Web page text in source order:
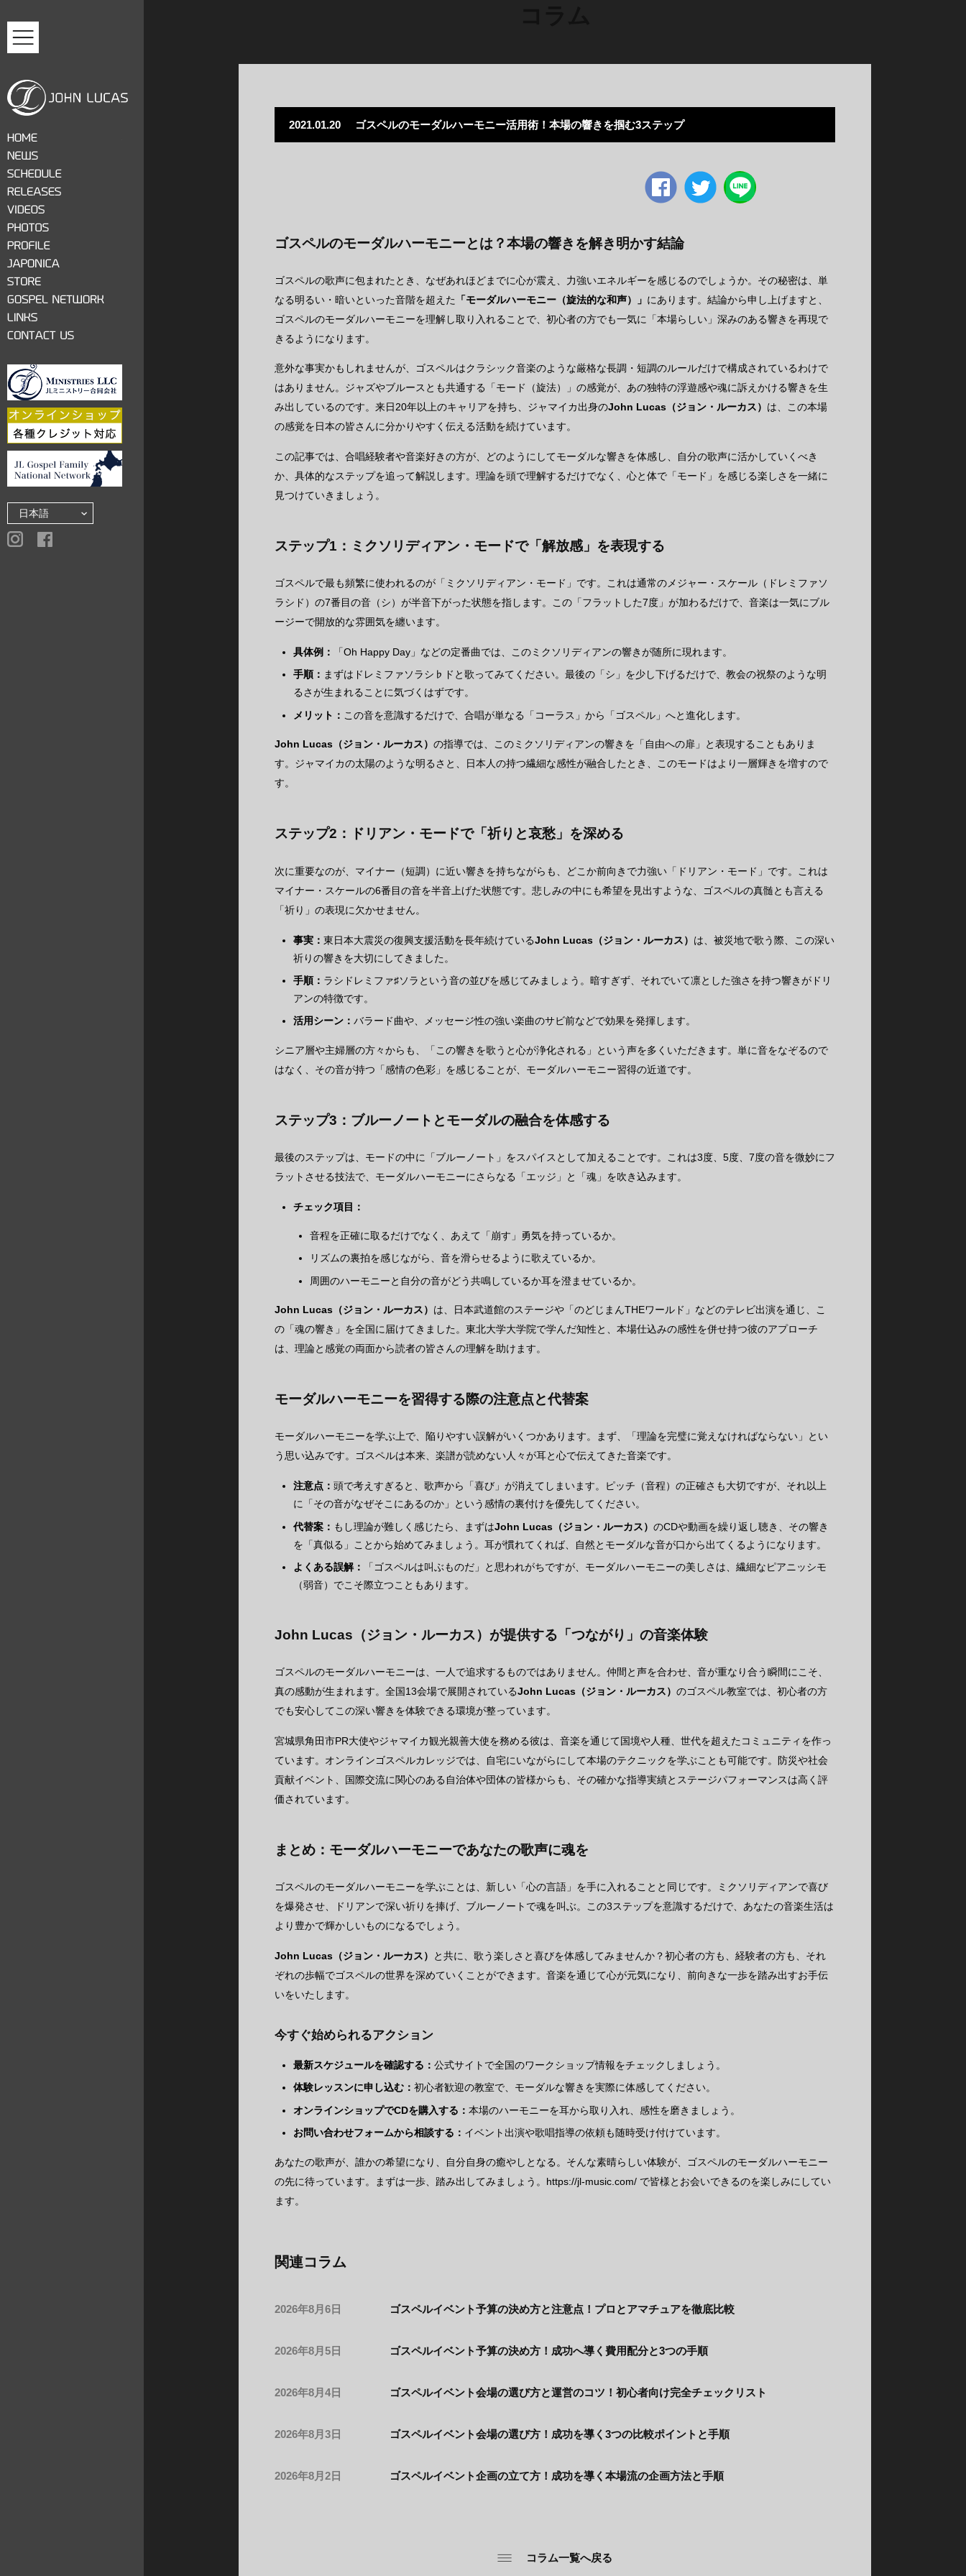
HOME
NEWS
SCHEDULE
RELEASES
VIDEOS
PHOTOS
PROFILE
JAPONICA
STORE
GOSPEL NETWORK
LINKS
2021.01.20 ゴスペルのモーダルハーモニー活用術！本場の響きを掴む3ステップ
ゴスペルのモーダルハーモニーとは？本場の響きを解き明かす結論
ゴスペルの歌声に包まれたとき、なぜあれほどまでに心が震え、力強いエネルギーを感じるのでしょうか。その秘密は、単
なる明るい・暗いといった音階を超えた
「モーダルハーモニー（旋法的な和声）」 にあります。結論から申し上げますと、
ゴスペルのモーダルハーモニーを理解し取り入れることで、初心者の方でも一気に「本場らしい」深みのある響きを再現で
きるようになります。
意外な事実かもしれませんが、ゴスペルはクラシック音楽のような厳格な長調・短調のルールだけで構成されているわけで
はありません。ジャズやブルースとも共通する「モード（旋法）」の感覚が、あの独特の浮遊感や魂に訴えかける響きを生
み出しているのです。来日20年以上のキャリアを持ち、ジャマイカ出身のJohn Lucas（ジョン・ルーカス） は、この本場
の感覚を日本の皆さんに分かりやすく伝える活動を続けています。
この記事では、合唱経験者や音楽好きの方が、どのようにしてモーダルな響きを体感し、自分の歌声に活かしていくべき
か、具体的なステップを追って解説します。理論を頭で理解するだけでなく、心と体で「モード」を感じる楽しさを一緒に
見つけていきましょう。
ステップ1：ミクソリディアン・モードで「解放感」を表現する
ゴスペルで最も頻繁に使われるのが「ミクソリディアン・モード」です。これは通常のメジャー・スケール（ドレミファソ
ラシド）の7番目の音（シ）が半音下がった状態を指します。この「フラットした7度」が加わるだけで、音楽は一気にブル
ージーで開放的な雰囲気を纏います。
具体例：
「Oh Happy Day」などの定番曲では、このミクソリディアンの響きが随所に現れます。
手順： まずはドレミファソラシ♭ドと歌ってみてください。最後の「シ」を少し下げるだけで、教会の祝祭のような明
るさが生まれることに気づくはずです。
メリット： この音を意識するだけで、合唱が単なる「コーラス」から「ゴスペル」へと進化します。
John Lucas（ジョン・ルーカス） の指導では、このミクソリディアンの響きを「自由への扉」と表現することもありま
す。ジャマイカの太陽のような明るさと、日本人の持つ繊細な感性が融合したとき、このモードはより一層輝きを増すので
す。
ステップ2：ドリアン・モードで「祈りと哀愁」を深める
次に重要なのが、マイナー（短調）に近い響きを持ちながらも、どこか前向きで力強い「ドリアン・モード」です。これは
マイナー・スケールの6番目の音を半音上げた状態です。悲しみの中にも希望を見出すような、ゴスペルの真髄とも言える
「祈り」の表現に欠かせません。
事実： 東日本大震災の復興支援活動を長年続けているJohn Lucas（ジョン・ルーカス） は、被災地で歌う際、この深い
祈りの響きを大切にしてきました。
手順： ラシドレミファ♯ソラという音の並びを感じてみましょう。暗すぎず、それでいて凛とした強さを持つ響きがドリ
アンの特徴です。
活用シーン： バラード曲や、メッセージ性の強い楽曲のサビ前などで効果を発揮します。
シニア層や主婦層の方々からも、「この響きを歌うと心が浄化される」という声を多くいただきます。単に音をなぞるので
はなく、その音が持つ「感情の色彩」を感じることが、モーダルハーモニー習得の近道です。
ステップ3：ブルーノートとモーダルの融合を体感する
最後のステップは、モードの中に「ブルーノート」をスパイスとして加えることです。これは3度、5度、7度の音を微妙にフ
ラットさせる技法で、モーダルハーモニーにさらなる「エッジ」と「魂」を吹き込みます。
チェック項目：
音程を正確に取るだけでなく、あえて「崩す」勇気を持っているか。
リズムの裏拍を感じながら、音を滑らせるように歌えているか。
周囲のハーモニーと自分の音がどう共鳴しているか耳を澄ませているか。
John Lucas（ジョン・ルーカス） は、日本武道館のステージや「のどじまんTHEワールド」などのテレビ出演を通じ、こ
の「魂の響き」を全国に届けてきました。東北大学大学院で学んだ知性と、本場仕込みの感性を併せ持つ彼のアプローチ
は、理論と感覚の両面から読者の皆さんの理解を助けます。
モーダルハーモニーを習得する際の注意点と代替案
モーダルハーモニーを学ぶ上で、陥りやすい誤解がいくつかあります。まず、「理論を完璧に覚えなければならない」とい
う思い込みです。ゴスペルは本来、楽譜が読めない人々が耳と心で伝えてきた音楽です。
注意点： 頭で考えすぎると、歌声から「喜び」が消えてしまいます。ピッチ（音程）の正確さも大切ですが、それ以上
に「その音がなぜそこにあるのか」という感情の裏付けを優先してください。
代替案： もし理論が難しく感じたら、まずはJohn Lucas（ジョン・ルーカス） のCDや動画を繰り返し聴き、その響き
を「真似る」ことから始めてみましょう。耳が慣れてくれば、自然とモーダルな音が口から出てくるようになります。
よくある誤解：
「ゴスペルは叫ぶものだ」と思われがちですが、モーダルハーモニーの美しさは、繊細なピアニッシモ
（弱音）でこそ際立つこともあります。
John Lucas（ジョン・ルーカス）が提供する「つながり」の音楽体験
ゴスペルのモーダルハーモニーは、一人で追求するものではありません。仲間と声を合わせ、音が重なり合う瞬間にこそ、
真の感動が生まれます。全国13会場で展開されているJohn Lucas（ジョン・ルーカス） のゴスペル教室では、初心者の方
でも安心してこの深い響きを体験できる環境が整っています。
宮城県角田市PR大使やジャマイカ観光親善大使を務める彼は、音楽を通じて国境や人種、世代を超えたコミュニティを作っ
ています。オンラインゴスペルカレッジでは、自宅にいながらにして本場のテクニックを学ぶことも可能です。防災や社会
貢献イベント、国際交流に関心のある自治体や団体の皆様からも、その確かな指導実績とステージパフォーマンスは高く評
価されています。
まとめ：モーダルハーモニーであなたの歌声に魂を
ゴスペルのモーダルハーモニーを学ぶことは、新しい「心の言語」を手に入れることと同じです。ミクソリディアンで喜び
を爆発させ、ドリアンで深い祈りを捧げ、ブルーノートで魂を叫ぶ。この3ステップを意識するだけで、あなたの音楽生活は
より豊かで輝かしいものになるでしょう。
John Lucas（ジョン・ルーカス）
と共に、歌う楽しさと喜びを体感してみませんか？初心者の方も、経験者の方も、それ
ぞれの歩幅でゴスペルの世界を深めていくことができます。音楽を通じて心が元気になり、前向きな一歩を踏み出すお手伝
いをいたします。
今すぐ始められるアクション
最新スケジュールを確認する： 公式サイトで全国のワークショップ情報をチェックしましょう。
体験レッスンに申し込む： 初心者歓迎の教室で、モーダルな響きを実際に体感してください。
オンラインショップでCDを購入する： 本場のハーモニーを耳から取り入れ、感性を磨きましょう。
お問い合わせフォームから相談する： イベント出演や歌唱指導の依頼も随時受け付けています。
あなたの歌声が、誰かの希望になり、自分自身の癒やしとなる。そんな素晴らしい体験が、ゴスペルのモーダルハーモニー
の先に待っています。まずは一歩、踏み出してみましょう。https://jl-music.com/ で皆様とお会いできるのを楽しみにしてい
ます。
関連コラム
2026年8月6日 ゴスペルイベント予算の決め方と注意点！プロとアマチュアを徹底比較
2026年8月5日 ゴスペルイベント予算の決め方！成功へ導く費用配分と3つの手順
2026年8月4日 ゴスペルイベント会場の選び方と運営のコツ！初心者向け完全チェックリスト
2026年8月3日 ゴスペルイベント会場の選び方！成功を導く3つの比較ポイントと手順
2026年8月2日 ゴスペルイベント企画の立て方！成功を導く本場流の企画方法と手順
コラム一覧へ戻る